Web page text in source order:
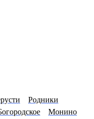
Родники
Монино